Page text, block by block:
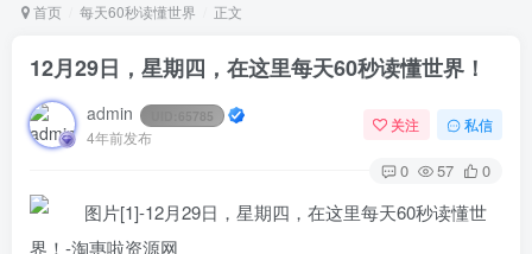
首页 每天60秒读懂世界 正文
12月29日，星期四，在这里每天60秒读懂世界！
admin 65785
4年前发布
关注 私信
0 57 0